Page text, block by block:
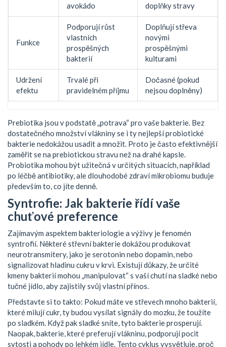
avokádo
doplňky stravy
Funkce
Podporují růst
vlastních
prospěšných
bakterií
Doplňují střeva
novými
prospěšnými
kulturami
Udržení
efektu
Trvalé při
pravidelném příjmu
Dočasné (pokud
nejsou doplněny)
Prebiotika jsou v podstatě „potrava“ pro vaše bakterie. Bez
dostatečného množství vlákniny se i ty nejlepší probiotické
bakterie nedokážou usadit a množit. Proto je často efektivnější
zaměřit se na prebiotickou stravu než na drahé kapsle.
Probiotika mohou být užitečná v určitých situacích, například
po léčbě antibiotiky, ale dlouhodobé zdraví mikrobiomu buduje
především to, co jíte denně.
Syntrofie: Jak bakterie řídí vaše
chuťové preference
Zajímavým aspektem bakteriologie a výživy je fenomén
syntrofií. Některé střevní bakterie dokážou produkovat
neurotransmitery, jako je serotonin nebo dopamin, nebo
signalizovat hladinu cukru v krvi. Existují důkazy, že určité
kmeny bakterií mohou „manipulovat“ s vaší chutí na sladké nebo
tučné jídlo, aby zajistily svůj vlastní přínos.
Představte si to takto: Pokud máte ve střevech mnoho bakterií,
které milují cukr, ty budou vysílat signály do mozku, že toužíte
po sladkém. Když pak sladké sníte, tyto bakterie prosperují.
Naopak, bakterie, které preferují vlákninu, podporují pocit
sytosti a pohody po lehkém jídle. Tento cyklus vysvětluje, proč